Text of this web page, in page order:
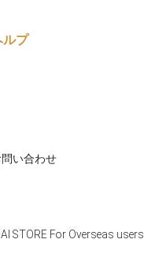
ルプ
い合わせ
STORE For Overseas users